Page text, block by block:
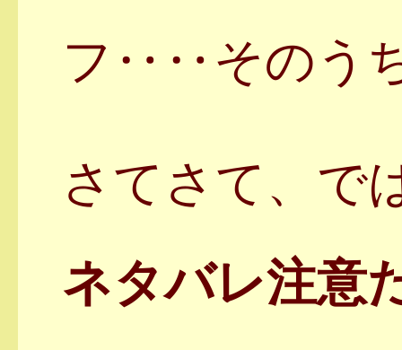
フ‥‥そのう
さてさて、で
ネタバレ注意